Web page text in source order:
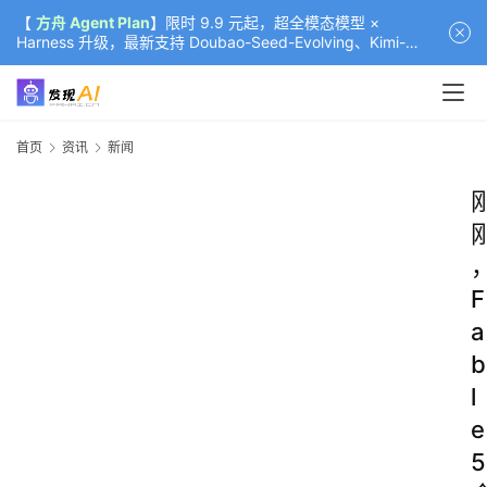
【 方舟 Agent Plan】限时 9.9 元起，超全模态模型 ×
Harness 升级，最新支持 Doubao-Seed-Evolving、Kimi-
K3（部分）、GLM-5.2
首页 资讯 新闻
F
a
b
l
e
5